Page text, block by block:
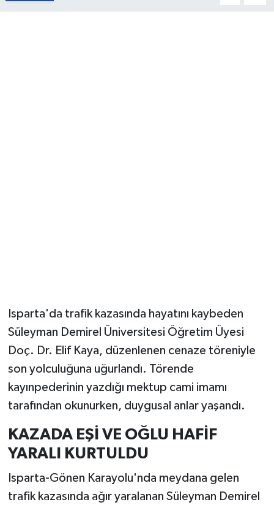
Isparta'da trafik kazasında hayatını kaybeden
Süleyman Demirel Üniversitesi Öğretim Üyesi
Doç. Dr. Elif Kaya, düzenlenen cenaze töreniyle
son yolculuğuna uğurlandı. Törende
kayınpederinin yazdığı mektup cami imamı
tarafından okunurken, duygusal anlar yaşandı.
KAZADA EŞİ VE OĞLU HAFİF
YARALI KURTULDU
Isparta-Gönen Karayolu'nda meydana gelen
trafik kazasında ağır yaralanan Süleyman Demirel